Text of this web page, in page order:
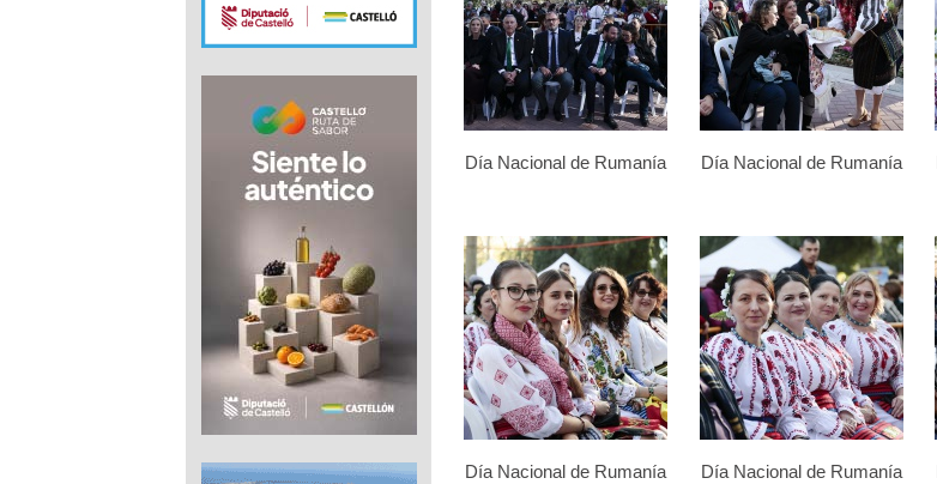
Día Nacional de Rumanía Día Nacional de Rumanía
Día Nacional de Rumanía Día Nacional de Rumanía